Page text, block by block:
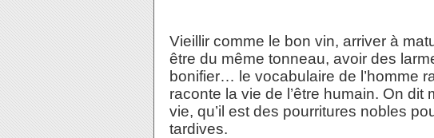
Vieillir comme le bon vin, arriver à
être du même tonneau, avoir des
bonifier… le vocabulaire de l’homme
raconte la vie de l’être humain. On dit
vie, qu’il est des pourritures nobles
tardives.